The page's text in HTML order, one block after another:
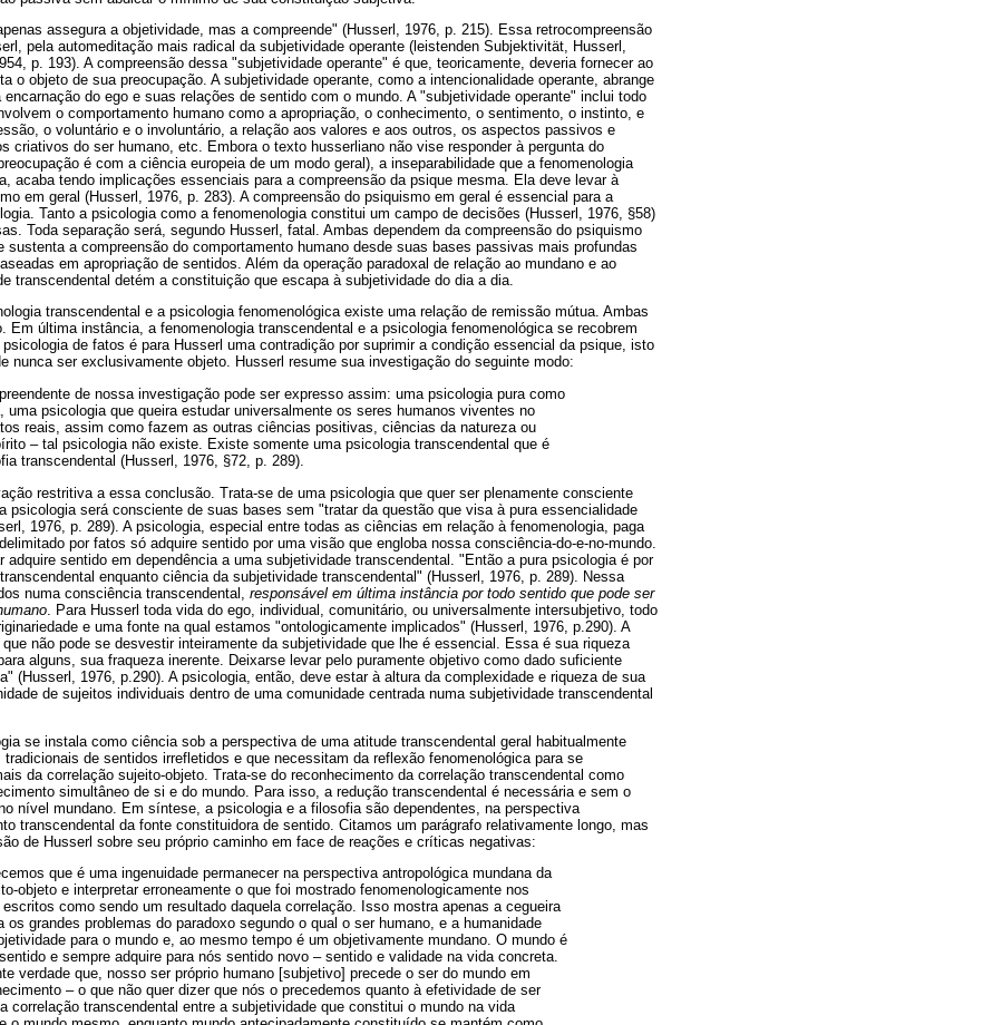
assegura a objetividade, mas a compreende" (Husserl, 1976, p. 215). Essa retrocompreensão
pela automeditação mais radical da subjetividade operante (leistenden Subjektivität, Husserl,
p. 193). A compreensão dessa "subjetividade operante" é que, teoricamente, deveria fornecer ao
o objeto de sua preocupação. A subjetividade operante, como a intencionalidade operante, abrange
do ego e suas relações de sentido com o mundo. A "subjetividade operante" inclui todo
o comportamento humano como a apropriação, o conhecimento, o sentimento, o instinto, e
o voluntário e o involuntário, a relação aos valores e aos outros, os aspectos passivos e
criativos do ser humano, etc. Embora o texto husserliano não vise responder à pergunta do
é com a ciência europeia de um modo geral), a inseparabilidade que a fenomenologia
acaba tendo implicações essenciais para a compreensão da psique mesma. Ela deve levar à
em geral (Husserl, 1976, p. 283). A compreensão do psiquismo em geral é essencial para a
Tanto a psicologia como a fenomenologia constitui um campo de decisões (Husserl, 1976, §58)
Toda separação será, segundo Husserl, fatal. Ambas dependem da compreensão do psiquismo
sustenta a compreensão do comportamento humano desde suas bases passivas mais profundas
em apropriação de sentidos. Além da operação paradoxal de relação ao mundano e ao
transcendental detém a constituição que escapa à subjetividade do dia a dia.
transcendental e a psicologia fenomenológica existe uma relação de remissão mútua. Ambas
Em última instância, a fenomenologia transcendental e a psicologia fenomenológica se recobrem
de fatos é para Husserl uma contradição por suprimir a condição essencial da psique, isto
nunca ser exclusivamente objeto. Husserl resume sua investigação do seguinte modo:
de nossa investigação pode ser expresso assim: uma psicologia pura como
uma psicologia que queira estudar universalmente os seres humanos viventes no
reais, assim como fazem as outras ciências positivas, ciências da natureza ou
– tal psicologia não existe. Existe somente uma psicologia transcendental que é
transcendental (Husserl, 1976, §72, p. 289).
restritiva a essa conclusão. Trata-se de uma psicologia que quer ser plenamente consciente
psicologia será consciente de suas bases sem "tratar da questão que visa à pura essencialidade
1976, p. 289). A psicologia, especial entre todas as ciências em relação à fenomenologia, paga
por fatos só adquire sentido por uma visão que engloba nossa consciência-do-e-no-mundo.
adquire sentido em dependência a uma subjetividade transcendental. "Então a pura psicologia é por
enquanto ciência da subjetividade transcendental" (Husserl, 1976, p. 289). Nessa
numa consciência transcendental, responsável em última instância por todo sentido que pode ser
. Para Husserl toda vida do ego, individual, comunitário, ou universalmente intersubjetivo, todo
e uma fonte na qual estamos "ontologicamente implicados" (Husserl, 1976, p.290). A
não pode se desvestir inteiramente da subjetividade que lhe é essencial. Essa é sua riqueza
alguns, sua fraqueza inerente. Deixarse levar pelo puramente objetivo como dado suficiente
(Husserl, 1976, p.290). A psicologia, então, deve estar à altura da complexidade e riqueza de sua
de sujeitos individuais dentro de uma comunidade centrada numa subjetividade transcendental
se instala como ciência sob a perspectiva de uma atitude transcendental geral habitualmente
de sentidos irrefletidos e que necessitam da reflexão fenomenológica para se
da correlação sujeito-objeto. Trata-se do reconhecimento da correlação transcendental como
simultâneo de si e do mundo. Para isso, a redução transcendental é necessária e sem o
nível mundano. Em síntese, a psicologia e a filosofia são dependentes, na perspectiva
transcendental da fonte constituidora de sentido. Citamos um parágrafo relativamente longo, mas
de Husserl sobre seu próprio caminho em face de reações e críticas negativas:
que é uma ingenuidade permanecer na perspectiva antropológica mundana da
objeto e interpretar erroneamente o que foi mostrado fenomenologicamente nos
como sendo um resultado daquela correlação. Isso mostra apenas a cegueira
os grandes problemas do paradoxo segundo o qual o ser humano, e a humanidade
para o mundo e, ao mesmo tempo é um objetivamente mundano. O mundo é
e sempre adquire para nós sentido novo – sentido e validade na vida concreta.
verdade que, nosso ser próprio humano [subjetivo] precede o ser do mundo em
– o que não quer dizer que nós o precedemos quanto à efetividade de ser
correlação transcendental entre a subjetividade que constitui o mundo na vida